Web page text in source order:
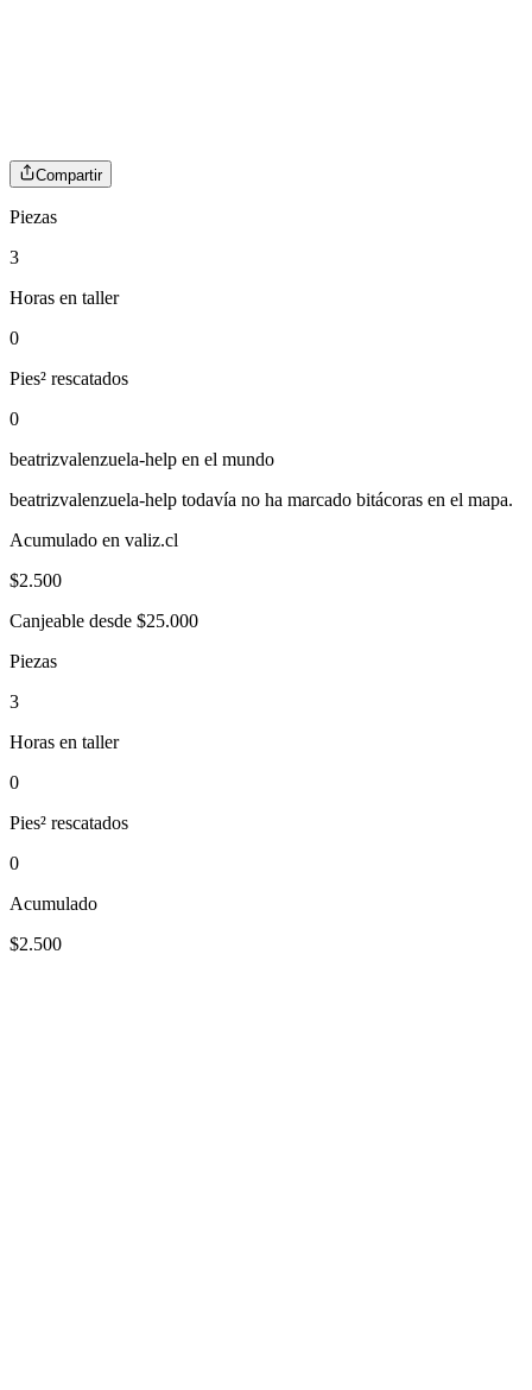
Compartir
Piezas
3
Horas en taller
0
Pies² rescatados
0
beatrizvalenzuela-help en el mundo
beatrizvalenzuela-help todavía no ha marcado bitácoras en el mapa.
Acumulado en valiz.cl
$2.500
Canjeable desde $25.000
Piezas
3
Horas en taller
0
Pies² rescatados
0
Acumulado
$2.500